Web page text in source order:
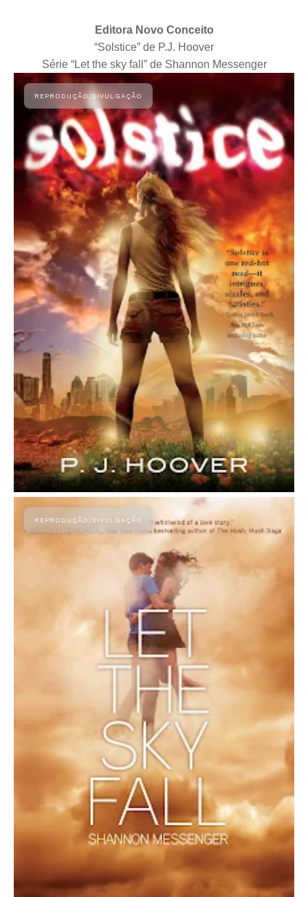
Editora Novo Conceito
“Solstice” de P.J. Hoover
Série “Let the sky fall” de Shannon Messenger